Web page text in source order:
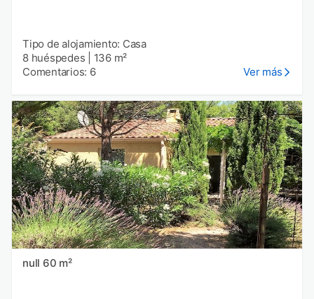
Tipo de alojamiento: Casa
8 huéspedes
136 m²
Comentarios: 6
Ver más
null 60 m²